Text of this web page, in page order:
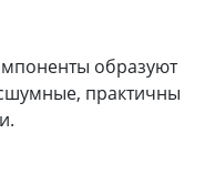
образуют
практичны